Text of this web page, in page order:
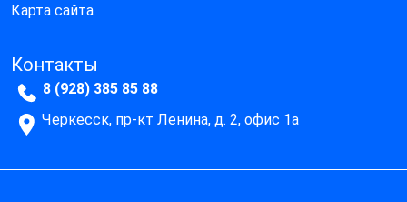
Карта сайта
Контакты
8 (928) 385 85 88
Черкесск, пр-кт Ленина, д. 2, офис 1а